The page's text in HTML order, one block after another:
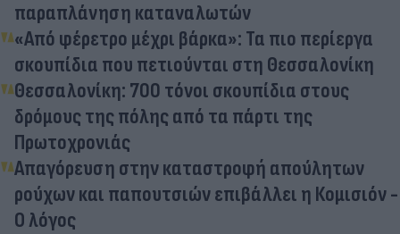
παραπλάνηση καταναλωτών
«Από φέρετρο μέχρι βάρκα»: Τα πιο περίεργα
σκουπίδια που πετιούνται στη Θεσσαλονίκη
Θεσσαλονίκη: 700 τόνοι σκουπίδια στους
δρόμους της πόλης από τα πάρτι της
Πρωτοχρονιάς
Απαγόρευση στην καταστροφή απούλητων
ρούχων και παπουτσιών επιβάλλει η Κομισιόν -
Ο λόγος